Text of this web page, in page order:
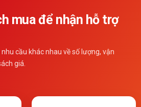
mua để nhận hỗ trợ
cầu khác nhau về số lượng, vận
giá.